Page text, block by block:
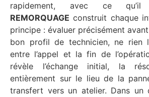
rapidement, avec ce
REMORQUAGE construit chaque
principe : évaluer précisément
bon profil de technicien, ne rien
entre l’appel et la fin de
révèle l’échange initial, la
entièrement sur le lieu de la
transfert vers un atelier. Dans un